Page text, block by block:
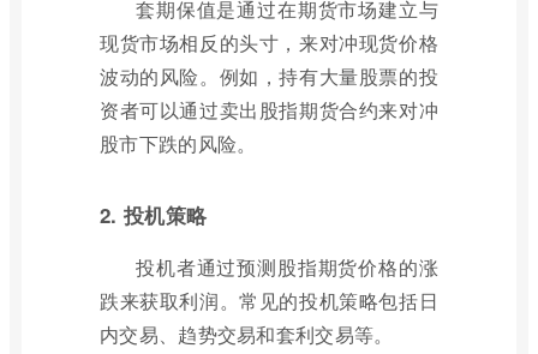
套期保值是通过在期货市场建立与
现货市场相反的头寸，来对冲现货价格
波动的风险。例如，持有大量股票的投
资者可以通过卖出股指期货合约来对冲
股市下跌的风险。
2. 投机策略
投机者通过预测股指期货价格的涨
跌来获取利润。常见的投机策略包括日
内交易、趋势交易和套利交易等。